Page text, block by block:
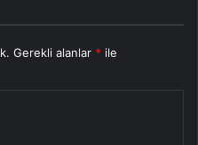
Gerekli alanlar * ile